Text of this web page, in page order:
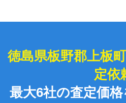
徳島県板野郡上板
定依
最大6社の査定価